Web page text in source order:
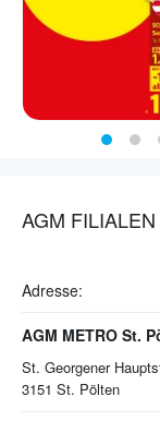
AGM FILIALEN
Adresse:
AGM METRO St.
St. Georgener
3151 St. Pölten